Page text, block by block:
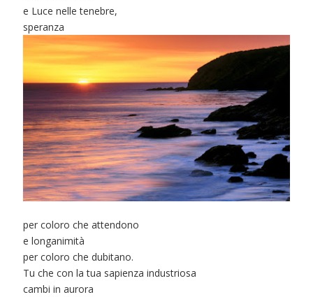
e Luce nelle tenebre,
speranza
per coloro che attendono
e longanimità
per coloro che dubitano.
Tu che con la tua sapienza industriosa
cambi in aurora